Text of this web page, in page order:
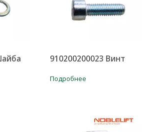
910200200023 Винт
Подробнее